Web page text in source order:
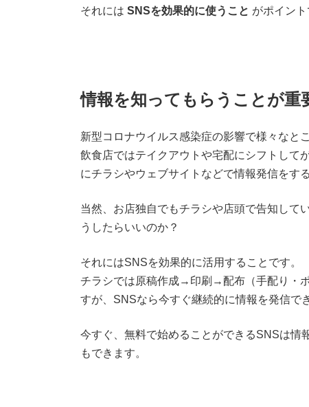
それには SNSを効果的に使うこと がポイント
情報を知ってもらうことが重
新型コロナウイルス感染症の影響で様々なと
飲食店ではテイクアウトや宅配にシフトして
にチラシやウェブサイトなどで情報発信をす
当然、お店独自でもチラシや店頭で告知して
うしたらいいのか？
それにはSNSを効果的に活用することです。
チラシでは原稿作成→印刷→配布（手配り・
すが、SNSなら今すぐ継続的に情報を発信で
今すぐ、無料で始めることができるSNSは情
もできます。